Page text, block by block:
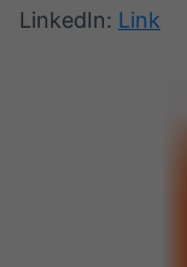
LinkedIn: Link